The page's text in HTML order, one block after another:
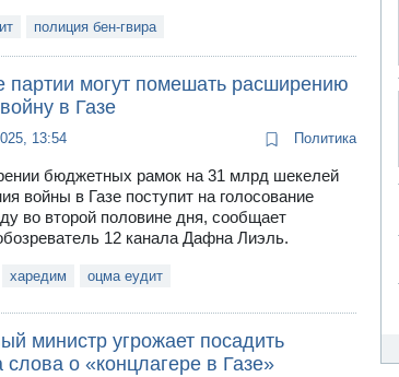
полиция бен-гвира
партии могут помешать расширению
в Газе
13:54 Политика
бюджетных рамок на 31 млрд шекелей
войны в Газе поступит на голосование
во второй половине дня, сообщает
12 канала Дафна Лиэль.
харедим оцма еудит
министр угрожает посадить
о «концлагере в Газе»